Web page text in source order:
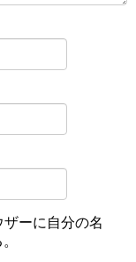
ーに自分の名